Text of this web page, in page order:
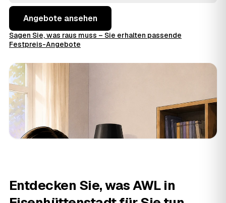
Angebote ansehen
Sagen Sie, was raus muss – Sie erhalten passende
Festpreis-Angebote
Entdecken Sie, was AWL in